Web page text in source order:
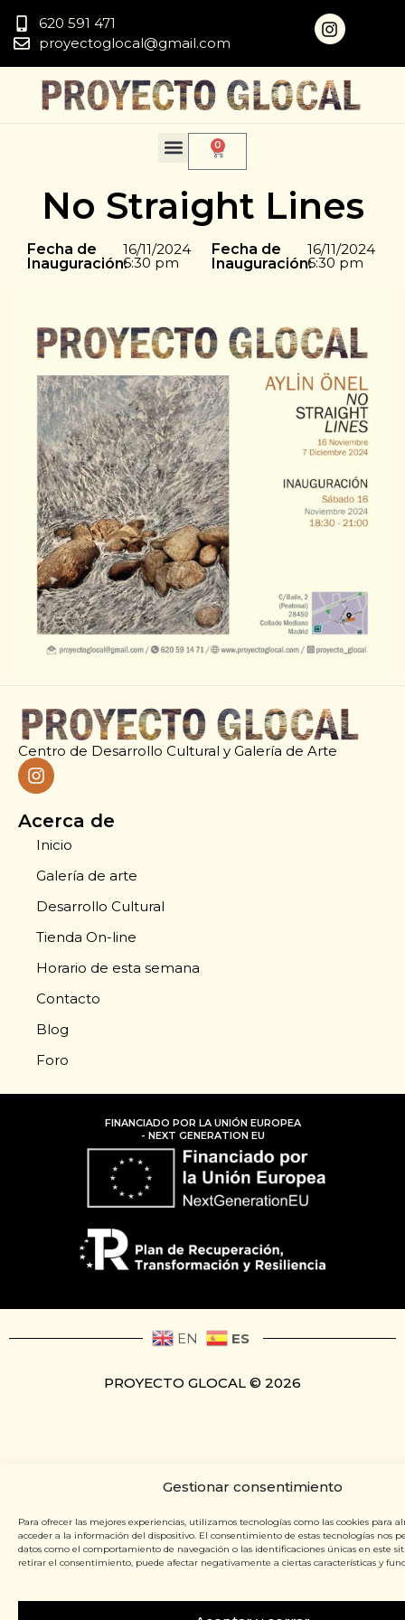
Gestionar consentimiento
Para ofrecer las mejores experiencias, utilizamos tecnologías como las cookies para
acceder a la información del dispositivo. El consentimiento de estas tecnologías nos
datos como el comportamiento de navegación o las identificaciones únicas en este
retirar el consentimiento, puede afectar negativamente a ciertas características y
620 591 471
proyectoglocal@gmail.com
0
No Straight Lines
Fecha de
Inauguración:
16/11/2024
6:30 pm
Fecha de
Inauguración:
16/11/2024
6:30 pm
Centro de Desarrollo Cultural y Galería de Arte
Acerca de
Inicio
Galería de arte
Desarrollo Cultural
Tienda On-line
Horario de esta semana
Contacto
Blog
Foro
FINANCIADO POR LA UNIÓN EUROPEA
- NEXT GENERATION EU
EN ES
PROYECTO GLOCAL © 2026